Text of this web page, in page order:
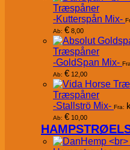
Træspåner
-Kutterspån Mix-
Ab: € 8,00
Træspåner
-GoldSpan Mix-
Ab: € 12,00
Træspåner
-Stallströ Mix- Fra:
Ab: € 10,00